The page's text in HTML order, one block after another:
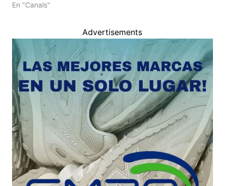
En "Canals"
Advertisements